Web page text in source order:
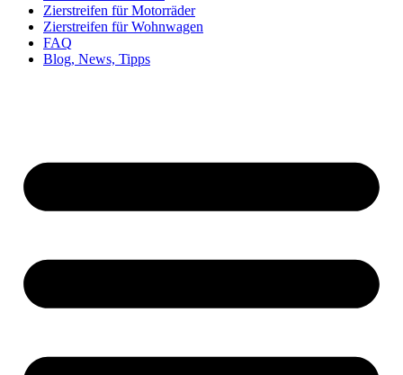
Zierstreifen für Motorräder
Zierstreifen für Wohnwagen
FAQ
Blog, News, Tipps